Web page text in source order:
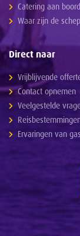
Catering aan boord
Waar zijn de
Direct naar
Vrijblijvende
Contact opnemen
Veelgestelde
Ervaringen van